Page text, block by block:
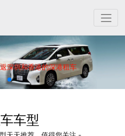
深圳和香港的深港租车
车型